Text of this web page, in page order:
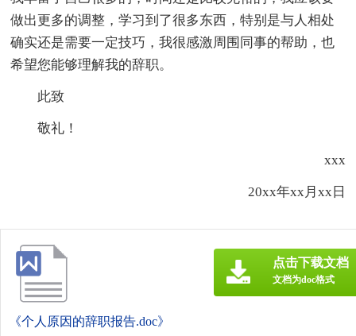
做出更多的调整，学习到了很多东西，特别是与人相处
确实还是需要一定技巧，我很感激周围同事的帮助，也
希望您能够理解我的辞职。
此致
敬礼！
xxx
20xx年xx月xx日
《个人原因的辞职报告.doc》
点击下载文档
文档为doc格式